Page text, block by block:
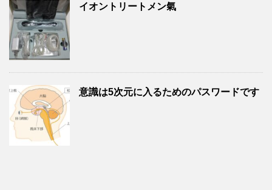
イオントリートメン氣
意識は5次元に入るためのパスワードです